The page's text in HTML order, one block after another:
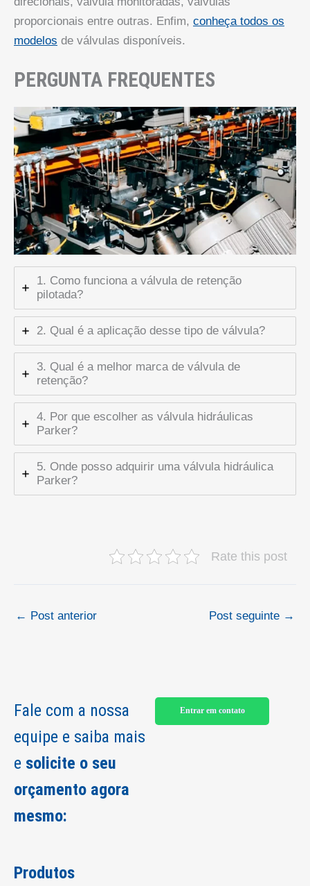
proporcionais entre outras. Enfim, conheça todos os
modelos de válvulas disponíveis.
PERGUNTA FREQUENTES
1. Como funciona a válvula de retenção
pilotada?
2. Qual é a aplicação desse tipo de válvula?
3. Qual é a melhor marca de válvula de
retenção?
4. Por que escolher as válvula hidráulicas
Parker?
5. Onde posso adquirir uma válvula hidráulica
Parker?
Rate this post
← Post anterior Post seguinte →
Fale com a nossa
equipe e saiba mais
e solicite o seu
orçamento agora
mesmo:
Entrar em contato
Produtos